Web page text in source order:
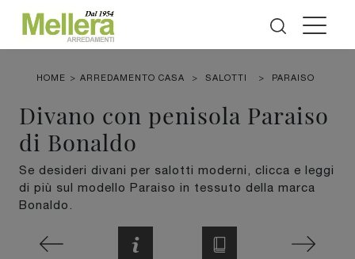
HOME > ARREDAMENTO CASA > SALOTTI > PARAISO
Divano con penisola Paraiso
di Bonaldo
Se desideri divani per salotti moderni, clicca e leggi
di più sul modello Paraiso in tessuto della marca
Bonaldo.